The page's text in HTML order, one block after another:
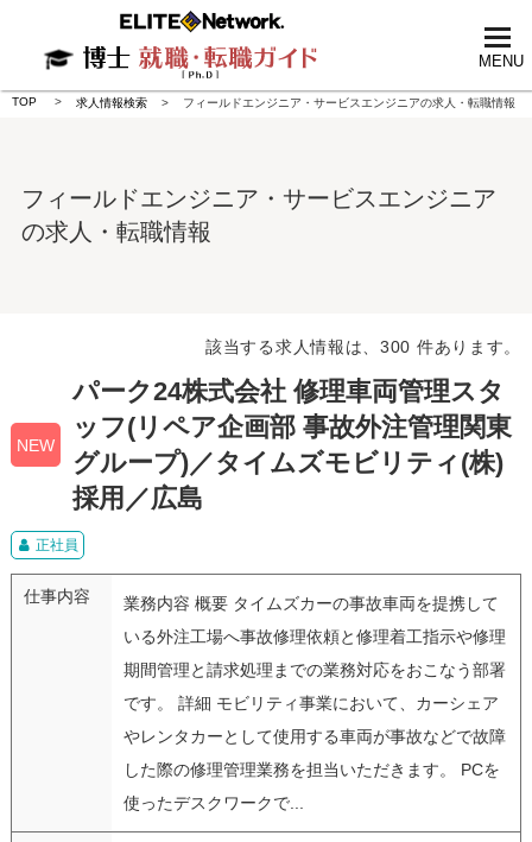
MENU
TOP 求人情報検索 フィールドエンジニア・サービスエンジニアの求人・転職情報
フィールドエンジニア・サービスエンジニア
の求人・転職情報
該当する求人情報は、300 件あります。
NEW
パーク24株式会社 修理車両管理スタ
ッフ(リペア企画部 事故外注管理関東
グループ)／タイムズモビリティ(株)
採用／広島
正社員
仕事内容
業務内容 概要 タイムズカーの事故車両を提携して
いる外注工場へ事故修理依頼と修理着工指示や修理
期間管理と請求処理までの業務対応をおこなう部署
です。 詳細 モビリティ事業において、カーシェア
やレンタカーとして使用する車両が事故などで故障
した際の修理管理業務を担当いただきます。 PCを
使ったデスクワークで...